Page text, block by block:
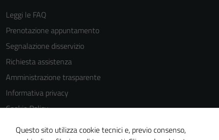
Leggi le FAQ
Prenotazione appuntamento
Segnalazione disservizio
Richiesta assistenza
Amministrazione trasparente
Informativa privacy
Cookie Policy
Note legali
Questo sito utilizza cookie tecnici e, previo consenso,